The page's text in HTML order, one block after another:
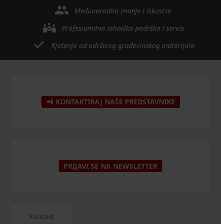
Međunarodno znanje i iskustvo
Profesionalna tehnička podrška i servis
Rješenja od održivog građevinskog materijala
📲 KONTAKTIRAJ NAŠE PREDSTAVNIKE
PRIJAVI SE NA NEWSLETTER
Kontakt